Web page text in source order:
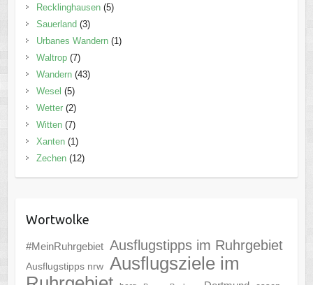
Recklinghausen(5)
Sauerland (3)
Urbanes Wandern(1)
Waltrop(7)
Wandern(43)
Wesel (5)
Wetter(2)
Witten(7)
Xanten(1)
Zechen(12)
Wortwolke
#MeinRuhrgebiet Ausflugstipps im Ruhrgebiet
Ausflugstipps nrw Ausflugsziele im